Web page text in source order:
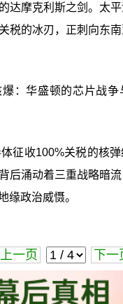
达摩克利斯之剑。太
税的冰刃，正刺向东
：华盛顿的芯片战争
征收100%关税的核
后涌动着三重战略暗流
缘政治威慑。
上一页 下一